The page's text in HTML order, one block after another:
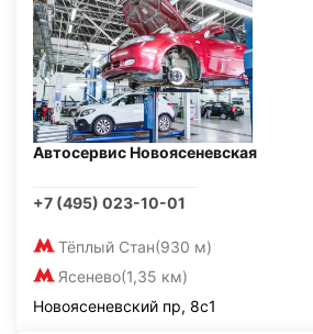
Автосервис Новоясеневская
+7 (495) 023-10-01
Тёплый Стан(930 м)
Ясенево(1,35 км)
Новоясеневский пр, 8с1